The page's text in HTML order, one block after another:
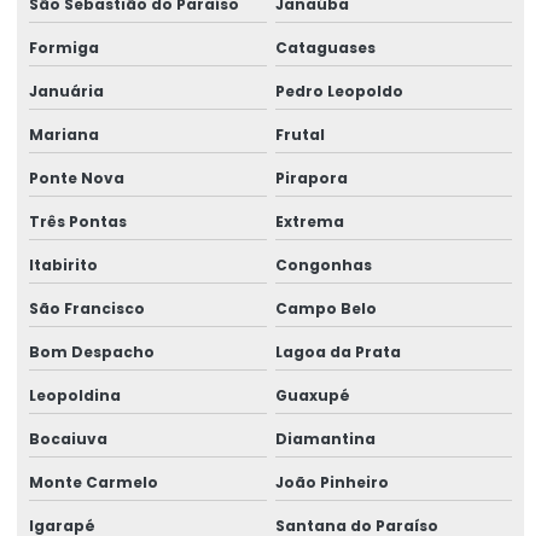
Impressora Zebra Etiqueta
Mini Impressora Termica
Onde Comprar Etiqueta Termica Para Impressão
Onde Comprar Etiqueta Térmica Para Logística
Produção De Rótulos Adesivos Personalizados
Produção Em Cartelas De Etiquetas Adesivas
Ribbon
Ribbon 110x300 Cera Resina
Ribbon 110x300 Com Alta Tecnologia
Formiga Cataguases
Januária Pedro Leopoldo
Mariana Frutal
Ponte Nova Pirapora
Três Pontas Extrema
Itabirito Congonhas
São Francisco Campo Belo
Bom Despacho Lagoa da Prata
Leopoldina Guaxupé
Bocaiuva Diamantina
Monte Carmelo João Pinheiro
Igarapé Santana do Paraíso